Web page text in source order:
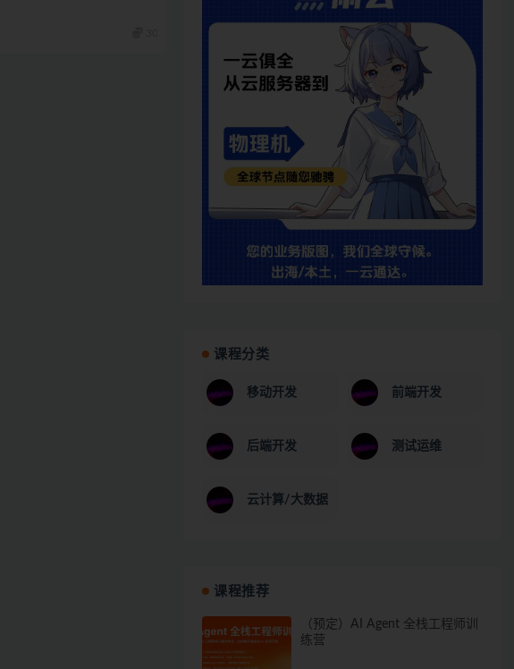
课程分类
移动开发 前端开发
后端开发 测试运维
云计算/大数据
课程推荐
（预定）AI Agent 全栈工程师训
练营